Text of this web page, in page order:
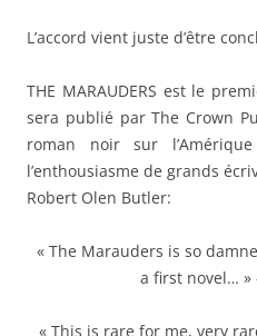
L’accord vient juste d’être
THE MARAUDERS est le
sera publié par The Crown
roman noir sur
l’enthousiasme de grands
Robert Olen Butler:
« The Marauders is so
a first novel… »
« This is rare for me, very